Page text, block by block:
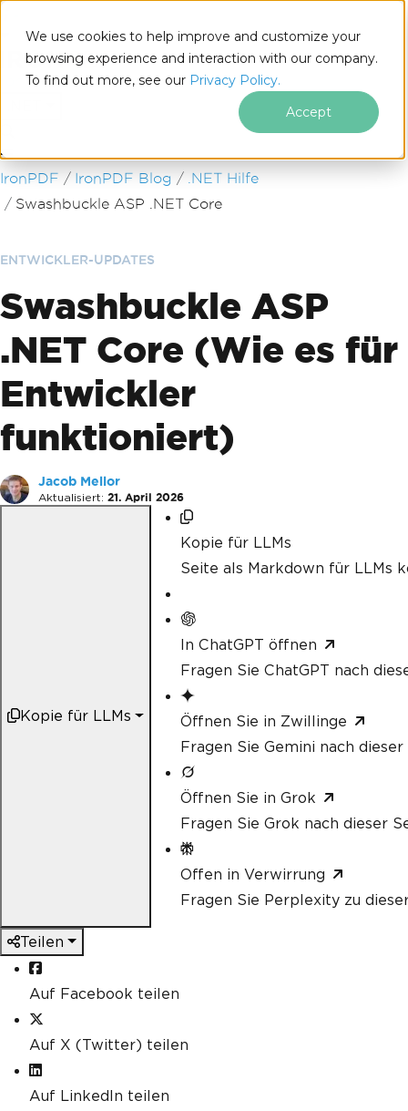
We use cookies to help improve and customize your
browsing experience and interaction with our company.
To find out more, see our Privacy Policy.
Accept
Zum Fußzeileninhalt springen
IronPDF IronPDF Blog
.NET Hilfe
Swashbuckle ASP .NET Core
ENTWICKLER-UPDATES
Swashbuckle ASP
.NET Core (Wie es für
Entwickler
funktioniert)
Jacob Mellor
Aktualisiert: 21. April 2026
Kopie für LLMs
Kopie für LLMs
Seite als Markdown für LLMs
In ChatGPT öffnen
Fragen Sie ChatGPT nach
Öffnen Sie in Zwillinge
Fragen Sie Gemini nach
Öffnen Sie in Grok
Fragen Sie Grok nach dieser
Offen in Verwirrung
Fragen Sie Perplexity zu
Teilen
Auf Facebook teilen
Auf X (Twitter) teilen
Auf LinkedIn teilen